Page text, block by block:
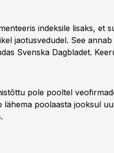
indeksile lisaks, et
jaotusvedudel. See
Svenska Dagbladet.
pole pooltel
lähema poolaasta jooksul